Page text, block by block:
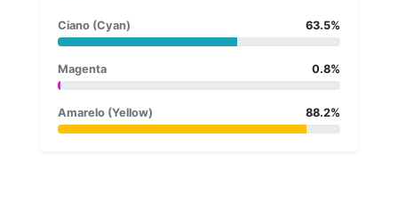
Ciano (Cyan) 63.5%
Magenta 0.8%
Amarelo (Yellow) 88.2%